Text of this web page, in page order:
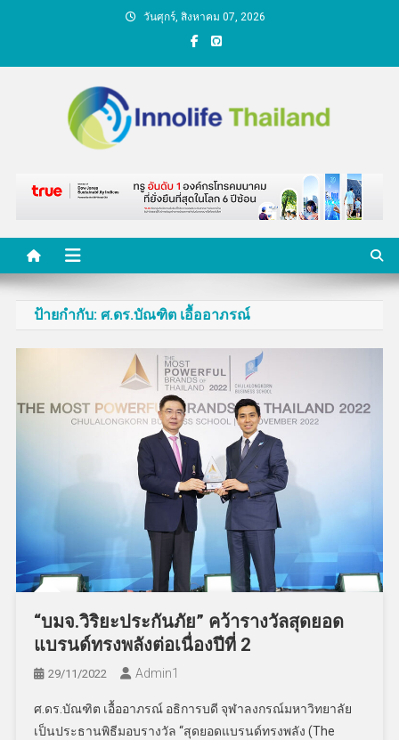
วันศุกร์, สิงหาคม 07, 2026
คนกับความคิด ชีวิตกับ
นวัตกรรม
ป้ายกำกับ: ศ.ดร.บัณฑิต เอื้ออาภรณ์
“บมจ.วิริยะประกันภัย” คว้ารางวัลสุดยอด
แบรนด์ทรงพลังต่อเนื่องปีที่ 2
29/11/2022 Admin​1
ศ.ดร.บัณฑิต เอื้ออาภรณ์ อธิการบดี จุฬาลงกรณ์มหาวิทยาลัย
เป็นประธานพิธีมอบรางวัล “สุดยอดแบรนด์ทรงพลัง (The